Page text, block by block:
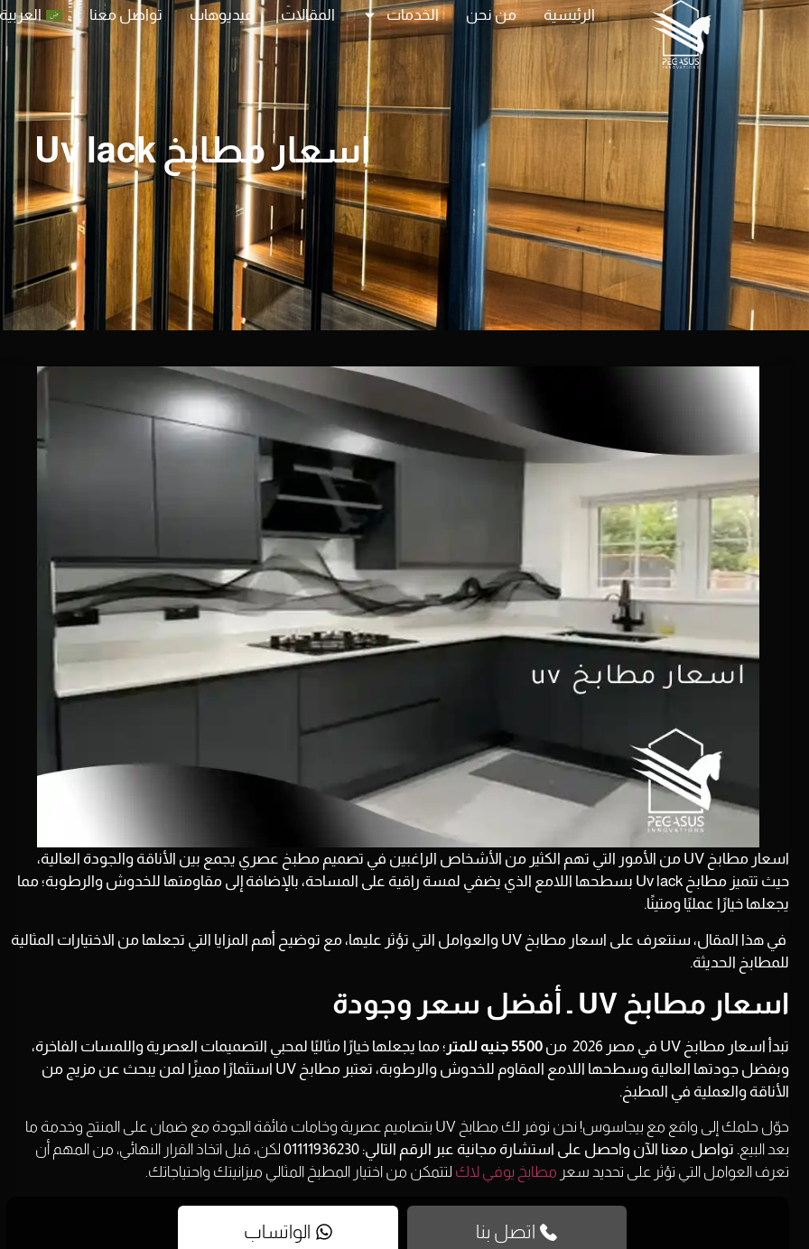
الرئيسية من نحن الخدمات المقالات فيديوهات تواصل معنا
اسعار مطابخ Uv lack
اسعار مطابخ UV من الأمور التي تهم الكثير من الأشخاص الراغبين في تصميم مطبخ عصري يجمع بين الأناقة والجودة العالية،
حيث تتميز مطابخ Uv lack بسطحها اللامع الذي يضفي لمسة راقية على المساحة، بالإضافة إلى مقاومتها للخدوش والرطوبة؛ مما
يجعلها خيارًا عمليًا ومتينًا.
في هذا المقال، سنتعرف على اسعار مطابخ UV والعوامل التي تؤثر عليها، مع توضيح أهم المزايا التي تجعلها من الاختيارات المثالية
للمطابخ الحديثة.
اسعار مطابخ UV ـ أفضل سعر وجودة
تبدأ اسعار مطابخ UV في مصر 2026 من
؛ مما يجعلها خيارًا مثاليًا لمحبي التصميمات العصرية واللمسات الفاخرة،
وبفضل جودتها العالية وسطحها اللامع المقاوم للخدوش والرطوبة، تعتبر مطابخ UV استثمارًا مميزًا لمن يبحث عن مزيج من
الأناقة والعملية في المطبخ.
حوّل حلمك إلى واقع مع بيجاسوس! نحن نوفر لك مطابخ UV بتصاميم عصرية وخامات فائقة الجودة مع ضمان على المنتج وخدمة ما
بعد البيع. تواصل معنا الآن واحصل على استشارة مجانية عبر الرقم التالي: 01111936230 لكن، قبل اتخاذ القرار النهائي، من المهم أن
تعرف العوامل التي تؤثر على تحديد سعر مطابخ يوفي لاك لتتمكن من اختيار المطبخ المثالي ميزانيتك واحتياجاتك.
اتصل بنا الواتساب